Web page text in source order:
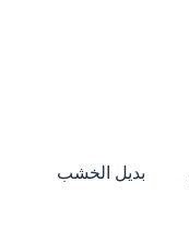
بديل الخشب